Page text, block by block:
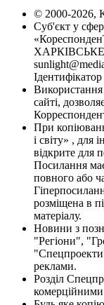
© 2000-2026,
Суб'єкт у
ХАРКІВСЬКЕ
Використання
сайті,
При
і світу» , для
відкрите для
Посилання
повного або
розміщена в
матеріалу.
Новини з
"Регіони",
реклами.
Розділ